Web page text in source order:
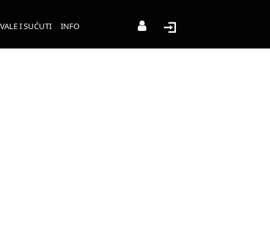
I SUĆUTI INFO